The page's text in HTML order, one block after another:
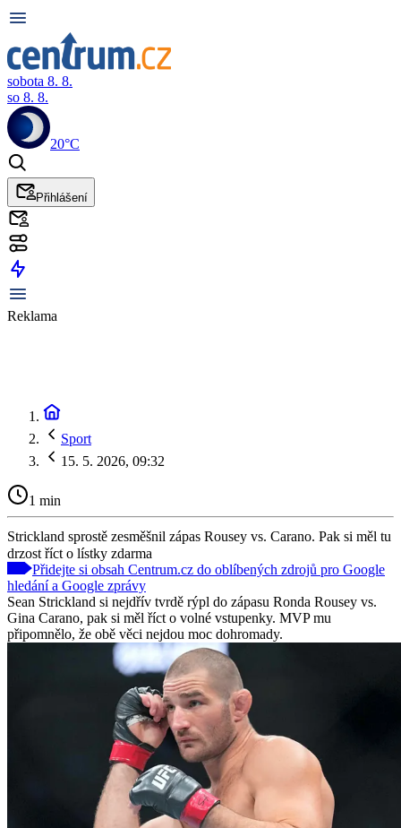
sobota 8. 8.
so 8. 8.
20°C
Přihlášení
Reklama
Sport
15. 5. 2026, 09:32
1 min
Strickland sprostě zesměšnil zápas Rousey vs. Carano. Pak si měl tu
drzost říct o lístky zdarma
Přidejte si obsah Centrum.cz do oblíbených zdrojů pro Google
hledání a Google zprávy
Sean Strickland si nejdřív tvrdě rýpl do zápasu Ronda Rousey vs.
Gina Carano, pak si měl říct o volné vstupenky. MVP mu
připomnělo, že obě věci nejdou moc dohromady.